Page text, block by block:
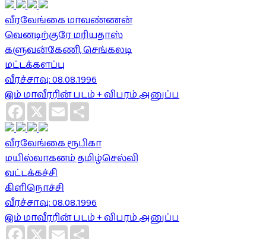
வீரவேங்கை மாவண்ணன்
வெனடிற்குரே மரியதாஸ்
களுவன்கேணி, செங்கலடி
மட்டக்களப்பு
வீரச்சாவு: 08.08.1996
இம் மாவீரரின் படம் + விபரம் அனுப்ப
Facebook
X Email
வீரவேங்கை ரூபிகா
மயில்வாகனம் தமிழ்செல்வி
வட்டக்கச்சி
கிளிநொச்சி
வீரச்சாவு: 08.08.1996
இம் மாவீரரின் படம் + விபரம் அனுப்ப
Facebook
X Email